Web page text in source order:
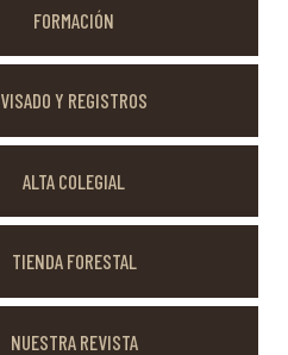
FORMACIÓN
VISADO Y REGISTROS
ALTA COLEGIAL
TIENDA FORESTAL
NUESTRA REVISTA